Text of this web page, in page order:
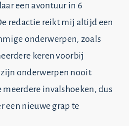
een avontuur in 6
redactie reikt mij altijd een
onderwerpen, zoals
keren voorbij
onderwerpen nooit
meerdere invalshoeken, dus
een nieuwe grap te